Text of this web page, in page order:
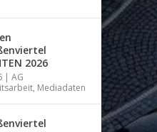
2026
|AG
, Mediadaten